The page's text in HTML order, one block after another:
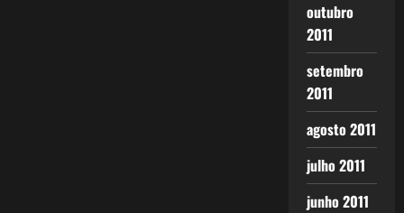
outubro
2011
setembro
2011
agosto 2011
julho 2011
junho 2011